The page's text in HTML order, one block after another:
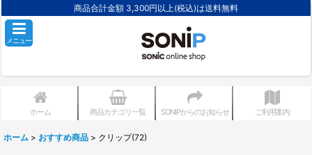
商品合計金額 3,300円以上(税込)は送料無料
メニュー
ホーム 商品カテゴリ一覧 SONIPからのお知らせ ご利用案内
ホーム > おすすめ商品 > クリップ(72)